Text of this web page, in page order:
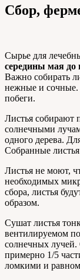
Сбор,
Сырье для
середины мая до
Важно собирать
нежные и сочные.
побеги.
Листья собирают
солнечными
одного дерева.
Собранные
Листья не моют,
необходимых
сбора, листья
образом.
Сушат листья
вентилируемом
солнечных лучей.
примерно 1/5
ломкими и